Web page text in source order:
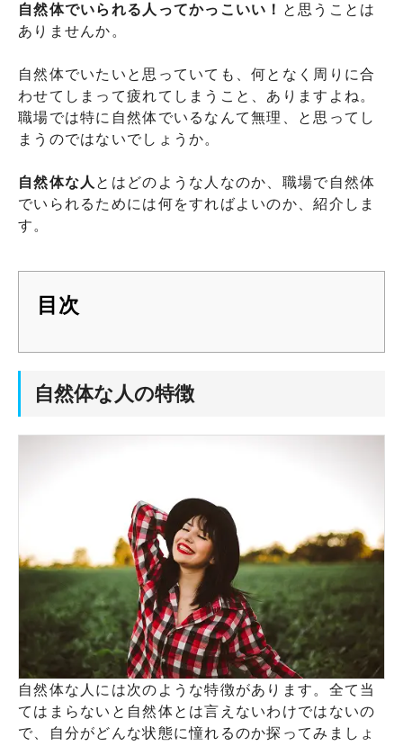
自然体でいられる人ってかっこいい！ と思うことは
ありませんか。
自然体でいたいと思っていても、何となく周りに合
わせてしまって疲れてしまうこと、ありますよね。
職場では特に自然体でいるなんて無理、と思ってし
まうのではないでしょうか。
自然体な人 とはどのような人なのか、職場で自然体
でいられるためには何をすればよいのか、紹介しま
す。
目次
自然体な人の特徴
自然体な人には次のような特徴があります。全て当
てはまらないと自然体とは言えないわけではないの
で、自分がどんな状態に憧れるのか探ってみましょ